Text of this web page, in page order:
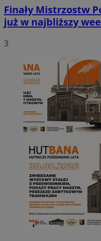
Finały Mistrzostw
już w najbliższy
3